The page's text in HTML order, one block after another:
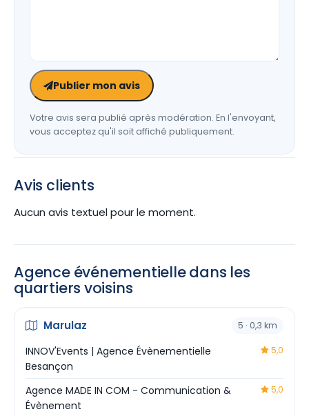
Publier mon avis
Votre avis sera publié après modération. En l'envoyant,
vous acceptez qu'il soit affiché publiquement.
Avis clients
Aucun avis textuel pour le moment.
Agence événementielle dans les
quartiers voisins
Marulaz 5 · 0,3 km
INNOV'Events | Agence Évènementielle
Besançon
5,0
Agence MADE IN COM - Communication &
Évènement
5,0